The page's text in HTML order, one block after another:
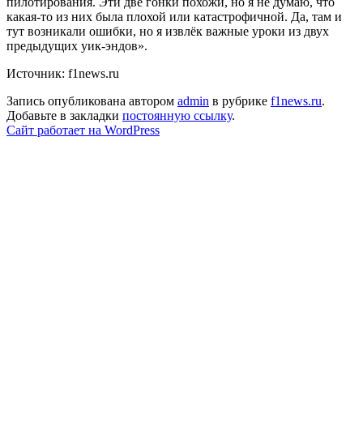
какая-то из них была плохой или катастрофичной. Да, там и
тут возникали ошибки, но я извлёк важные уроки из двух
предыдущих уик-эндов».
Источник: f1news.ru
Запись опубликована автором admin в рубрике f1news.ru.
Добавьте в закладки постоянную ссылку.
Сайт работает на WordPress